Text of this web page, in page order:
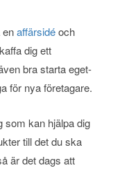
enaffärsidéoch
dig ett
bra starta eget-
för nya företagare.
som kan hjälpa dig
till det du ska
är det dags att